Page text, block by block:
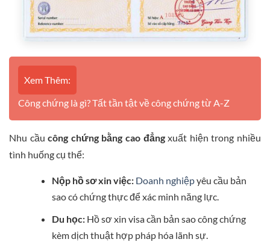
Xem Thêm:
Công chứng là gì? Tất tần tật về công chứng từ A-Z
Nhu cầucông chứng bằng cao đẳngxuất hiện trong nhiều
tình huống cụ thể:
Nộp hồ sơ xin việc: Doanh nghiệpyêu cầu bản
sao có chứng thực để xác minh năng lực.
Du học:Hồ sơ xin visa cần bản sao công chứng
kèm dịch thuật hợp pháp hóa lãnh sự.